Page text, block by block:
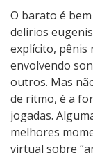
a
D
o
r
m
i
r
O barato é
delírios
explícito, pênis
envolvendo
outros. Mas
de ritmo, é a
jogadas.
melhores
virtual sobre